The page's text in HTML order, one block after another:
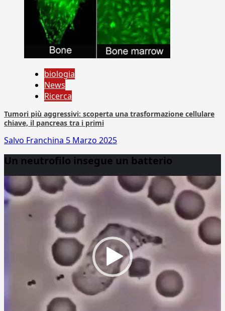
biologia
News
Ricerca
Tumori più aggressivi: scoperta una trasformazione cellulare
chiave, il pancreas tra i primi
Salvo Franchina 5 Marzo 2025
Un neutrofilo insegue un batterio
Player